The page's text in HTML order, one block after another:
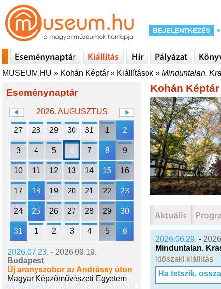
MUSEUM.HU » Kohán Képtár » Kiállítások » Minduntalan.
Eseménynaptár
2026. AUGUSZTUS
27 28 29 30 31 1 2
3 4 5 6 7 8 9
10 11 12 13 14 15 16
17 18 19 20 21 22 23
24 25 26 27 28 29 30
31 1 2 3 4 5 6
2026.07.23. - 2026.09.19.
Budapest
Új aranyszobor az Andrássy úton
Magyar Képzőművészeti Egyetem
Kohán Képtár
2026.06.29. -
Minduntalan.
időszaki kiállítás
Ha tetszik,